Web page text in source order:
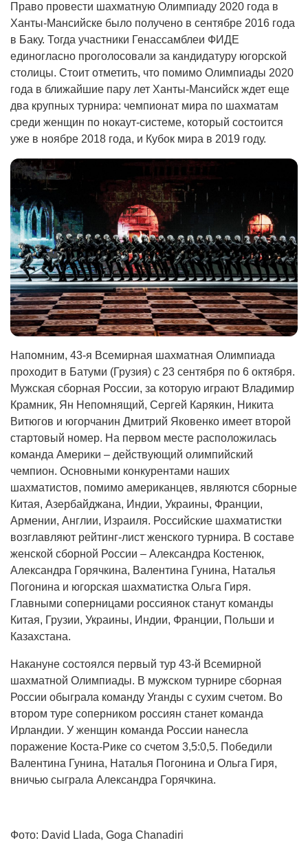
Право провести шахматную Олимпиаду 2020 года в
Ханты-Мансийске было получено в сентябре 2016 года
в Баку. Тогда участники Генассамблеи ФИДЕ
единогласно проголосовали за кандидатуру югорской
столицы. Стоит отметить, что помимо Олимпиады 2020
года в ближайшие пару лет Ханты-Мансийск ждет еще
два крупных турнира: чемпионат мира по шахматам
среди женщин по нокаут-системе, который состоится
уже в ноябре 2018 года, и Кубок мира в 2019 году.
Напомним, 43-я Всемирная шахматная Олимпиада
проходит в Батуми (Грузия) с 23 сентября по 6 октября.
Мужская сборная России, за которую играют Владимир
Крамник, Ян Непомнящий, Сергей Карякин, Никита
Витюгов и югорчанин Дмитрий Яковенко имеет второй
стартовый номер. На первом месте расположилась
команда Америки – действующий олимпийский
чемпион. Основными конкурентами наших
шахматистов, помимо американцев, являются сборные
Китая, Азербайджана, Индии, Украины, Франции,
Армении, Англии, Израиля. Российские шахматистки
возглавляют рейтинг-лист женского турнира. В составе
женской сборной России – Александра Костенюк,
Александра Горячкина, Валентина Гунина, Наталья
Погонина и югорская шахматистка Ольга Гиря.
Главными соперницами россиянок станут команды
Китая, Грузии, Украины, Индии, Франции, Польши и
Казахстана.
Накануне состоялся первый тур 43-й Всемирной
шахматной Олимпиады. В мужском турнире сборная
России обыграла команду Уганды с сухим счетом. Во
втором туре соперником россиян станет команда
Ирландии. У женщин команда России нанесла
поражение Коста-Рике со счетом 3,5:0,5. Победили
Валентина Гунина, Наталья Погонина и Ольга Гиря,
вничью сыграла Александра Горячкина.
Фото: David Llada, Goga Chanadiri